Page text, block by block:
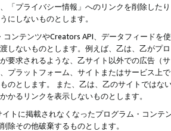
「プライバシー情報」へのリンクを削除した
にしないものとします。
コンテンツやCreators API、データフィード
しないものとします。例えば、乙は、乙がプ
要求されるような、乙サイト以外での広告（
プラットフォーム、サイトまたはサービス上
のとします。 また、乙は、乙のサイトでは
かるリンクを表示しないものとします。
トに掲載されなくなったプログラム・コン
除その他破棄するものとします。